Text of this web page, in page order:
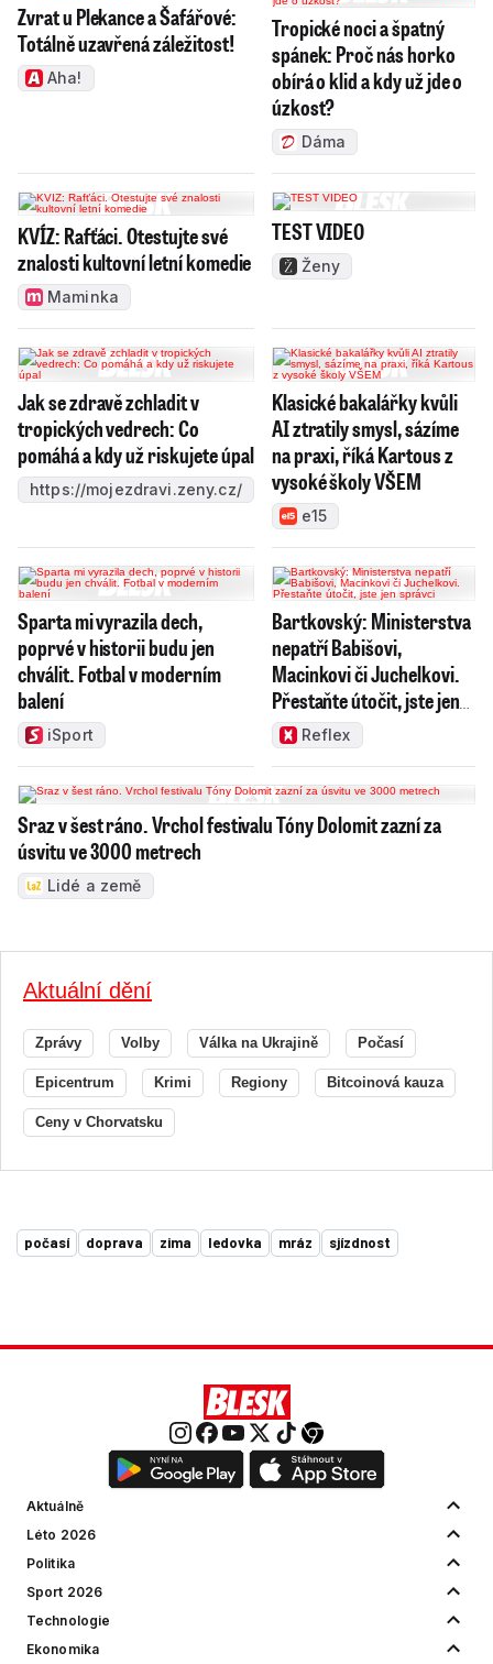
Zvrat u Plekance a Šafářové:
Totálně uzavřená záležitost!
Aha!
Tropické noci a špatný
spánek: Proč nás horko
obírá o klid a kdy už jde o
úzkost?
Dáma
KVÍZ: Rafťáci. Otestujte své
znalosti kultovní letní komedie
Maminka
TEST VIDEO
Ženy
Jak se zdravě zchladit v
tropických vedrech: Co
pomáhá a kdy už riskujete úpal
https://mojezdravi.zeny.cz/
Klasické bakalářky kvůli
AI ztratily smysl, sázíme
na praxi, říká Kartous z
vysoké školy VŠEM
e15
Sparta mi vyrazila dech,
poprvé v historii budu jen
chválit. Fotbal v moderním
balení
iSport
Bartkovský: Ministerstva
nepatří Babišovi,
Macinkovi či Juchelkovi.
Přestaňte útočit, jste jen
správci
Reflex
Sraz v šest ráno. Vrchol festivalu Tóny Dolomit zazní za
úsvitu ve 3000 metrech
Lidé a země
Aktuální dění
Zprávy Volby Válka na Ukrajině Počasí
Epicentrum Krimi Regiony Bitcoinová kauza
Ceny v Chorvatsku
počasí doprava zima ledovka mráz sjízdnost
Aktuálně
Léto 2026
Politika
Sport 2026
Technologie
Ekonomika